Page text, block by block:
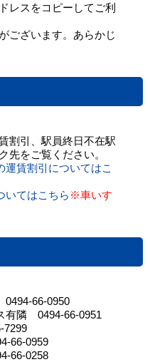
レスをコピーしてご利
ございます。あらかじ
割引、駅員終日不在駅
先をご覧ください。
運賃割引についてはこ
いてはこちら ※車いす
66-0950
有隣 0494-66-0951
66-0959
66-0258